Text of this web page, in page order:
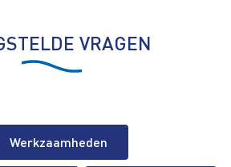
VRAGEN
Werkzaamheden